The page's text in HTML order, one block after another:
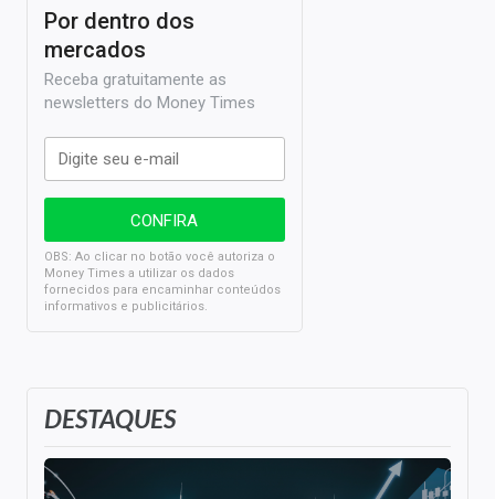
DESTAQUES
Por dentro dos
mercados
Receba gratuitamente as
newsletters do Money Times
OBS: Ao clicar no botão você autoriza o
Money Times a utilizar os dados
fornecidos para encaminhar conteúdos
informativos e publicitários.